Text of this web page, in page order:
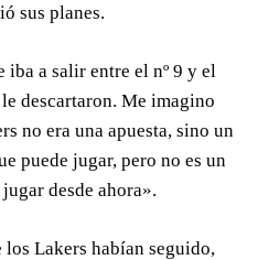
sus planes.
iba a salir entre el nº 9 y el
descartaron. Me imagino
no era una apuesta, sino un
puede jugar, pero no es un
desde ahora».
Lakers habían seguido,